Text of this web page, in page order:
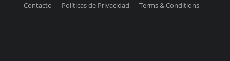
Contacto Políticas de Privacidad Terms & Conditions